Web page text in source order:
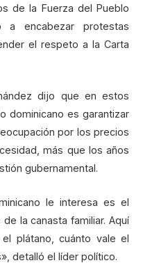
de la Fuerza del Pueblo
a encabezar protestas
el respeto a la Carta
dijo que en estos
dominicano es garantizar
por los precios
más que los años
gubernamental.
le interesa es el
la canasta familiar. Aquí
plátano, cuánto vale el
detalló el líder político.